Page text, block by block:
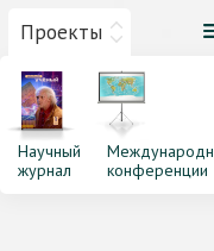
Проекты
Научный
журнал
конференции